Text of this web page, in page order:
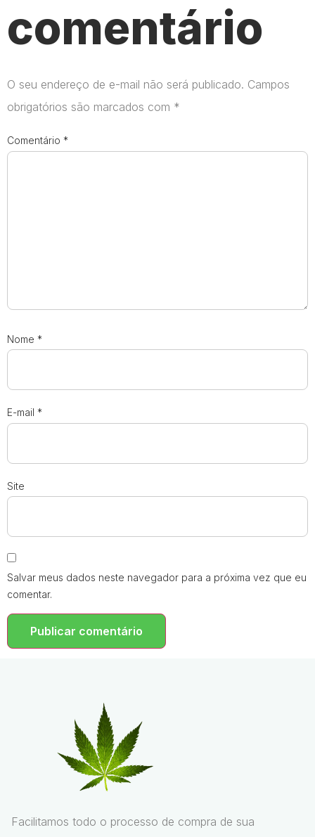
comentário
O seu endereço de e-mail não será publicado. Campos
obrigatórios são marcados com *
Comentário *
Nome *
E-mail *
Site
Salvar meus dados neste navegador para a próxima vez que eu
comentar.
Facilitamos todo o processo de compra de sua